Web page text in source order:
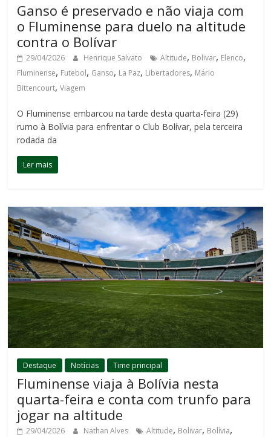
Ganso é preservado e não viaja com
o Fluminense para duelo na altitude
contra o Bolívar
29/04/2026 Henrique Salvato Altitude, Bolivar, Elenco,
Fluminense, Futebol, Ganso, La Paz, Libertadores, Mário
Bittencourt,Viagem
O Fluminense embarcou na tarde desta quarta-feira (29)
rumo à Bolívia para enfrentar o Club Bolívar, pela terceira
rodada da
Ler mais
Destaque Notícias Time principal
Fluminense viaja à Bolívia nesta
quarta-feira e conta com trunfo para
jogar na altitude
29/04/2026 Nathan Alves Altitude, Bolivar, Bolívia,